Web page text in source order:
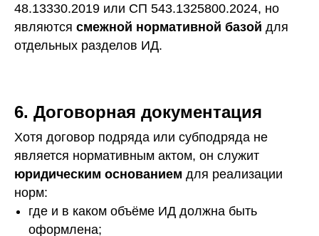
48.13330.2019 или СП 543.1325800.2024, но
являются смежной нормативной базой для
отдельных разделов ИД.
6. Договорная документация
Хотя договор подряда или субподряда не
является нормативным актом, он служит
юридическим основанием для реализации
норм:
где и в каком объёме ИД должна быть
оформлена;